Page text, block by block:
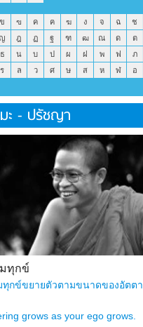
ข ฃ ค ฅ ฆ ง จ ฉ ช
ฎ ฏ ฐ ฑ ฒ ณ ด ต
ธ น บ ป ผ ฝ พ ฟ ภ
ร ล ว ศ ษ ส ห ฬ อ
ะ - ปรัชญา
ทุกข์
ทุกข์ขยายตัวตามขนาดของอัตตา
grows as your ego grows.